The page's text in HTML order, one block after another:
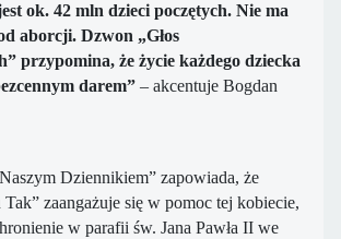
ok. 42 mln dzieci poczętych. Nie ma
aborcji. Dzwon „Głos
przypomina, że życie każdego dziecka
darem” – akcentuje Bogdan
Dziennikiem” zapowiada, że
zaangażuje się w pomoc tej kobiecie,
w parafii św. Jana Pawła II we